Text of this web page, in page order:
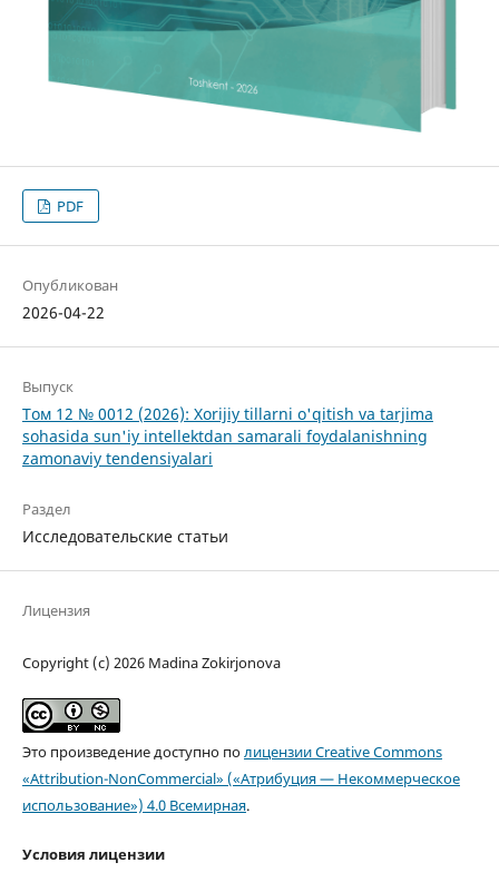
PDF
Опубликован
2026-04-22
Выпуск
Том 12 № 0012 (2026): Xorijiy tillarni o'qitish va tarjima
sohasida sun'iy intellektdan samarali foydalanishning
zamonaviy tendensiyalari
Раздел
Исследовательские статьи
Лицензия
Copyright (c) 2026 Madina Zokirjonova
Это произведение доступно полицензии Creative Commons
«Attribution-NonCommercial» («Атрибуция — Некоммерческое
использование») 4.0 Всемирная.
Условия лицензии